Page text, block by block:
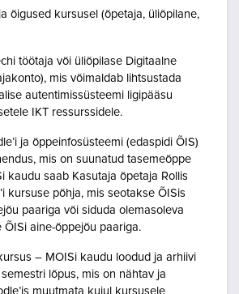
õigused kursusel (õpetaja, üliõpilane,
töötaja või üliõpilase Digitaalne
mis võimaldab lihtsustada
autentimissüsteemi ligipääsu
IKT ressurssidele.
ja õppeinfosüsteemi (edaspidi ÕIS)
mis on suunatud tasemeõppe
kaudu saab Kasutaja õpetaja Rollis
kursuse põhja, mis seotakse ÕISis
paariga või siduda olemasoleva
ÕISi aine-õppejõu paariga.
– MOISi kaudu loodud ja arhiivi
lõpus, mis on nähtav ja
muutmata kujul kursusele